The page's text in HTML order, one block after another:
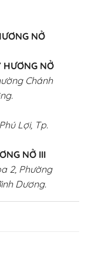
NỞ
HƯƠNG NỞ
Chánh
Lợi, Tp.
NỞ III
2, Phường
Dương.